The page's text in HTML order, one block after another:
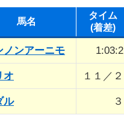
馬名
タイム
(着差)
ノンアーニモ 1:03:2
オ １１／２
ル ３